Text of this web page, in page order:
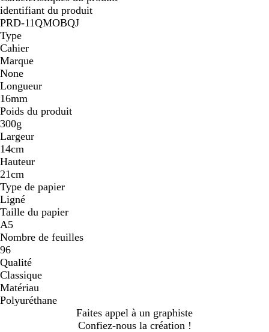
identifiant du produit
PRD-11QMOBQJ
Type
Cahier
Marque
None
Longueur
16mm
Poids du produit
300g
Largeur
14cm
Hauteur
21cm
Type de papier
Ligné
Taille du papier
A5
Nombre de feuilles
96
Qualité
Classique
Matériau
Polyuréthane
Faites appel à un graphiste
Confiez-nous la création !